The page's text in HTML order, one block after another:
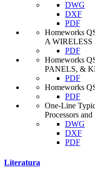
DWG
DXF
PDF
Homeworks
A
PDF
Homeworks
PANELS, &
PDF
Homeworks
PDF
One-Line
Processors and
DWG
DXF
PDF
Literatura